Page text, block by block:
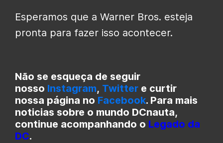
Esperamos que a Warner Bros. esteja
pronta para fazer isso acontecer.
Não se esqueça de seguir
nosso Instagram, Twitter e curtir
nossa página no Facebook. Para mais
noticias sobre o mundo DCnauta,
continue acompanhando o Legado da
DC.